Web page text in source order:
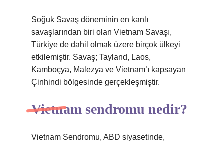
Soğuk Savaş döneminin en kanlı
savaşlarından biri olan Vietnam Savaşı,
Türkiye de dahil olmak üzere birçok ülkeyi
etkilemiştir. Savaş; Tayland, Laos,
Kamboçya, Malezya ve Vietnam’ı kapsayan
Çinhindi bölgesinde gerçekleşmiştir.
Vietnam sendromu nedir?
Vietnam Sendromu, ABD siyasetinde,